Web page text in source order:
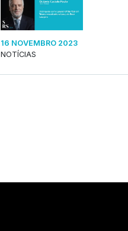
16 NOVEMBRO 2023
NOTÍCIAS